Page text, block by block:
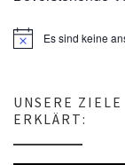
H
e
i
s
Es sind keine
UNSERE
ERKLÄRT: